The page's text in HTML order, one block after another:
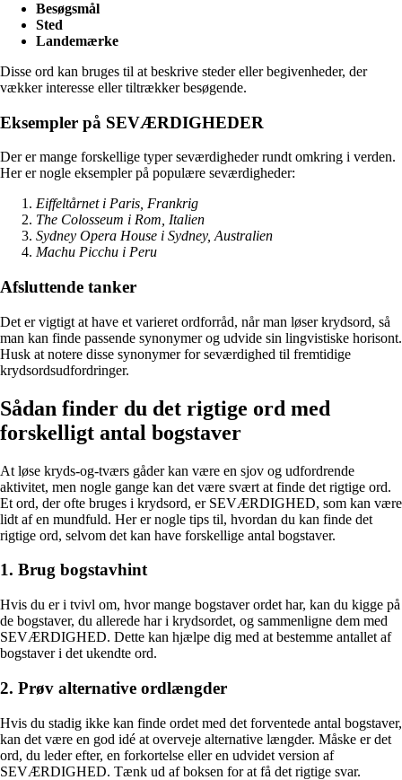
Besøgsmål
Sted
Landemærke
Disse ord kan bruges til at beskrive steder eller begivenheder, der
vækker interesse eller tiltrækker besøgende.
Eksempler på SEVÆRDIGHEDER
Der er mange forskellige typer seværdigheder rundt omkring i verden.
Her er nogle eksempler på populære seværdigheder:
Eiffeltårnet i Paris, Frankrig
The Colosseum i Rom, Italien
Sydney Opera House i Sydney, Australien
Machu Picchu i Peru
Afsluttende tanker
Det er vigtigt at have et varieret ordforråd, når man løser krydsord, så
man kan finde passende synonymer og udvide sin lingvistiske horisont.
Husk at notere disse synonymer for seværdighed til fremtidige
krydsordsudfordringer.
Sådan finder du det rigtige ord med
forskelligt antal bogstaver
At løse kryds-og-tværs gåder kan være en sjov og udfordrende
aktivitet, men nogle gange kan det være svært at finde det rigtige ord.
Et ord, der ofte bruges i krydsord, er SEVÆRDIGHED, som kan være
lidt af en mundfuld. Her er nogle tips til, hvordan du kan finde det
rigtige ord, selvom det kan have forskellige antal bogstaver.
1. Brug bogstavhint
Hvis du er i tvivl om, hvor mange bogstaver ordet har, kan du kigge på
de bogstaver, du allerede har i krydsordet, og sammenligne dem med
SEVÆRDIGHED. Dette kan hjælpe dig med at bestemme antallet af
bogstaver i det ukendte ord.
2. Prøv alternative ordlængder
Hvis du stadig ikke kan finde ordet med det forventede antal bogstaver,
kan det være en god idé at overveje alternative længder. Måske er det
ord, du leder efter, en forkortelse eller en udvidet version af
SEVÆRDIGHED. Tænk ud af boksen for at få det rigtige svar.